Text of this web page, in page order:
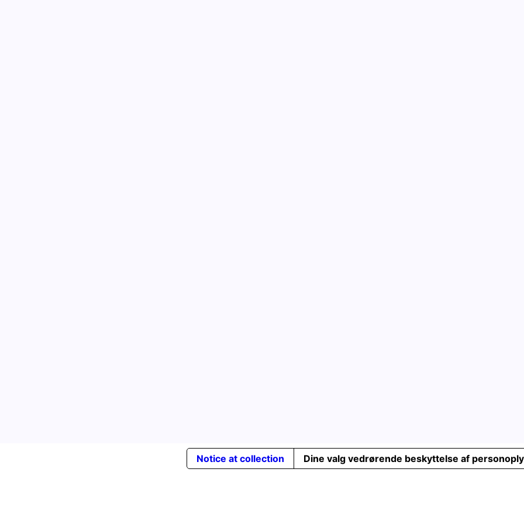
Notice at collection Dine valg vedrørende beskyttelse af